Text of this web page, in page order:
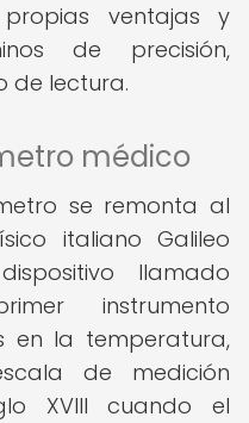
ventajas y
de precisión,
de lectura.
médico
se remonta al
italiano Galileo
llamado
instrumento
en la temperatura,
de medición
XVIII cuando el